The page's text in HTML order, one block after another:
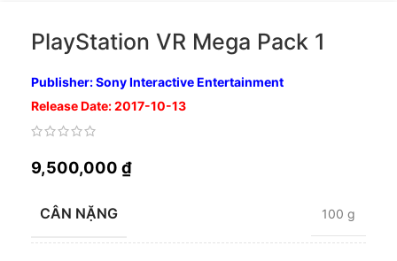
PlayStation VR Mega Pack 1
Publisher: Sony Interactive Entertainment
Release Date: 2017-10-13
9,500,000 ₫
CÂN NẶNG 100 g